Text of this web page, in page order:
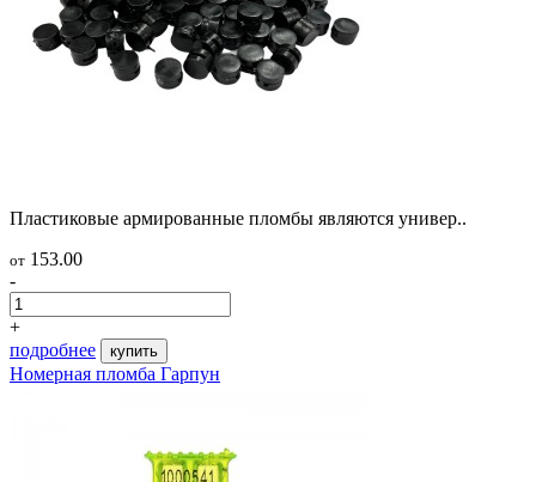
Пластиковые армированные пломбы являются универ..
от 153.00
-
+
подробнее
купить
Номерная пломба Гарпун